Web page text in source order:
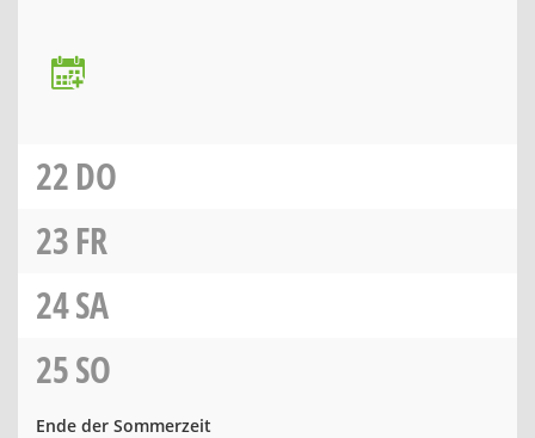
22DO
23FR
24SA
25SO
Ende der Sommerzeit